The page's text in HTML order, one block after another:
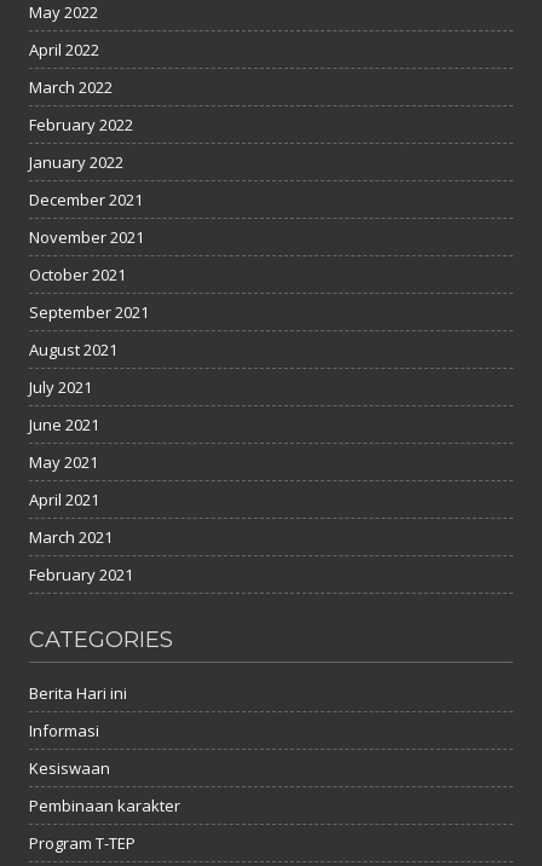
May 2022
April 2022
March 2022
February 2022
January 2022
December 2021
November 2021
October 2021
September 2021
August 2021
July 2021
June 2021
May 2021
April 2021
March 2021
February 2021
CATEGORIES
Berita Hari ini
Informasi
Kesiswaan
Pembinaan karakter
Program T-TEP